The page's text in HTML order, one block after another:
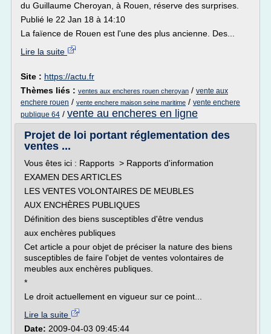
du Guillaume Cheroyan, à Rouen, réserve des surprises.
Publié le 22 Jan 18 à 14:10
La faïence de Rouen est l'une des plus ancienne. Des...
Lire la suite
Site : https://actu.fr
Thèmes liés : ventes aux encheres rouen cheroyan / vente aux
enchere rouen / vente enchere maison seine maritime / vente enchere
publique 64 / vente au encheres en ligne
Projet de loi portant réglementation des
ventes ...
Vous êtes ici : Rapports > Rapports d'information
EXAMEN DES ARTICLES
LES VENTES VOLONTAIRES DE MEUBLES
AUX ENCHÈRES PUBLIQUES
Définition des biens susceptibles d'être vendus
aux enchères publiques
Cet article a pour objet de préciser la nature des biens
susceptibles de faire l'objet de ventes volontaires de
meubles aux enchères publiques.
*
Le droit actuellement en vigueur sur ce point...
Lire la suite
Date: 2009-04-03 09:45:44